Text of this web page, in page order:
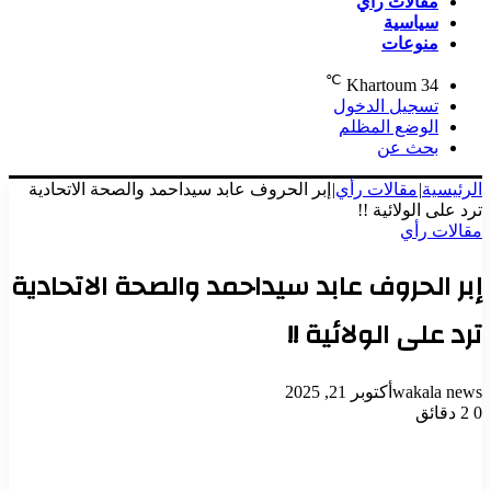
سياسية
منوعات
Khartoum 34
℃
تسجيل الدخول
الوضع المظلم
بحث عن
الرئيسية|مقالات رأي| إبر الحروف عابد سيداحمد والصحة الاتحادية
ترد على الولائية !!
مقالات رأي
إبر الحروف عابد سيداحمد والصحة الاتحادية
ترد على الولائية !!
wakala news أكتوبر 21, 2025
0